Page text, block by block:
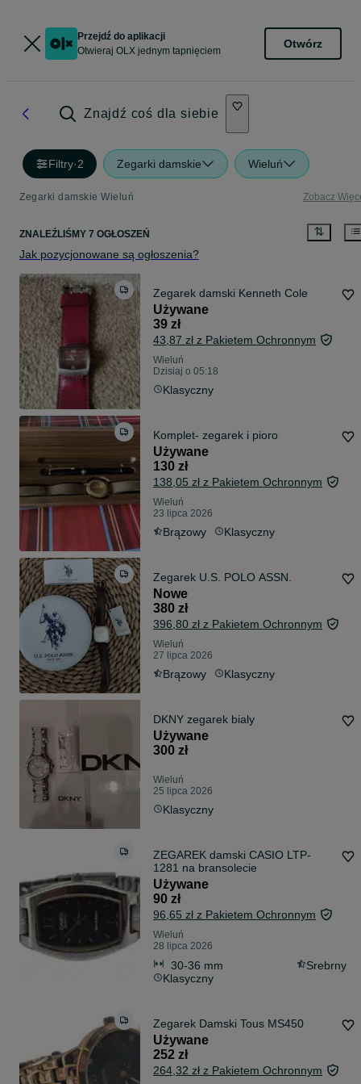
Przejdź do aplikacji
Otwieraj OLX jednym tapnięciem
Otwórz
Znajdź coś dla siebie
Filtry·2 Zegarki damskie Wieluń
Zegarki damskie Wieluń Zobacz
ZNALEŹLIŚMY 7 OGŁOSZEŃ
Jak pozycjonowane są ogłoszenia?
Zegarek damski Kenneth Cole
Używane
39 zł
43,87 zł z Pakietem Ochronnym
Wieluń
Dzisiaj o 05:18
Klasyczny
Komplet- zegarek i pioro
Używane
130 zł
138,05 zł z Pakietem Ochronnym
Wieluń
23 lipca 2026
Brązowy Klasyczny
Zegarek U.S. POLO ASSN.
Nowe
380 zł
396,80 zł z Pakietem Ochronnym
Wieluń
27 lipca 2026
Brązowy Klasyczny
DKNY zegarek bialy
Używane
300 zł
Wieluń
25 lipca 2026
Klasyczny
ZEGAREK damski CASIO LTP-
1281 na bransolecie
Używane
90 zł
96,65 zł z Pakietem Ochronnym
Wieluń
28 lipca 2026
30-36 mm
Srebrny
Klasyczny
Zegarek Damski Tous MS450
Używane
252 zł
264,32 zł z Pakietem Ochronnym